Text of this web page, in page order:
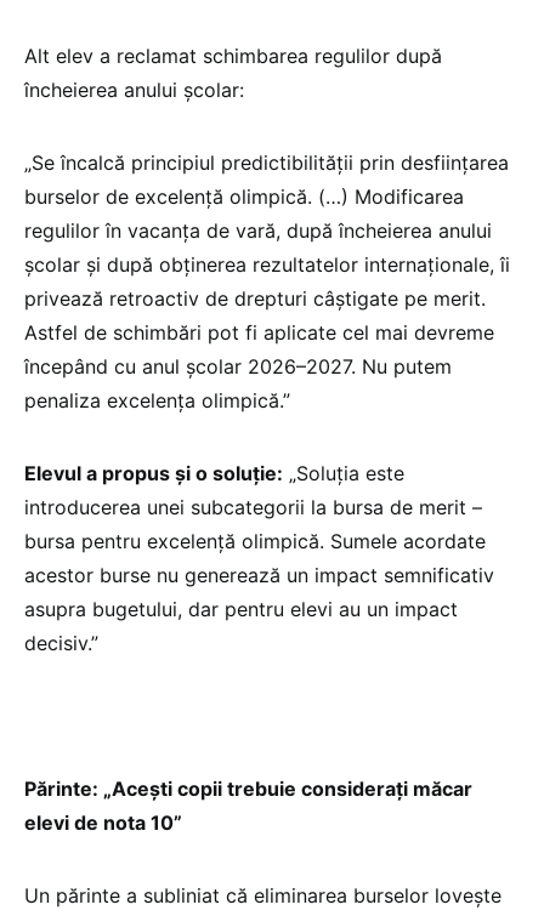
Alt elev a reclamat schimbarea regulilor după
încheierea anului școlar:
„Se încalcă principiul predictibilității prin desființarea
burselor de excelență olimpică. (…) Modificarea
regulilor în vacanța de vară, după încheierea anului
școlar și după obținerea rezultatelor internaționale, îi
privează retroactiv de drepturi câștigate pe merit.
Astfel de schimbări pot fi aplicate cel mai devreme
începând cu anul școlar 2026–2027. Nu putem
penaliza excelența olimpică.”
Elevul a propus și o soluție: „Soluția este
introducerea unei subcategorii la bursa de merit –
bursa pentru excelență olimpică. Sumele acordate
acestor burse nu generează un impact semnificativ
asupra bugetului, dar pentru elevi au un impact
decisiv.”
Părinte: „Acești copii trebuie considerați măcar
elevi de nota 10”
Un părinte a subliniat că eliminarea burselor lovește